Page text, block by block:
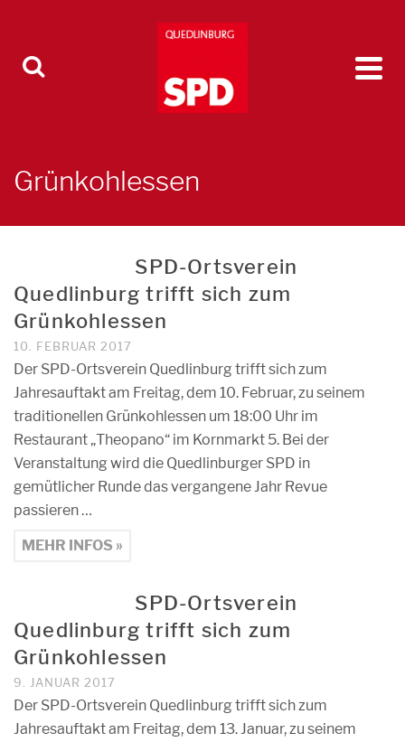
Grünkohlessen
SPD-Ortsverein
Quedlinburg trifft sich zum
Grünkohlessen
10. FEBRUAR 2017
Der SPD-Ortsverein Quedlinburg trifft sich zum
Jahresauftakt am Freitag, dem 10. Februar, zu seinem
traditionellen Grünkohlessen um 18:00 Uhr im
Restaurant „Theopano“ im Kornmarkt 5. Bei der
Veranstaltung wird die Quedlinburger SPD in
gemütlicher Runde das vergangene Jahr Revue
passieren …
MEHR INFOS »
SPD-Ortsverein
Quedlinburg trifft sich zum
Grünkohlessen
9. JANUAR 2017
Der SPD-Ortsverein Quedlinburg trifft sich zum
Jahresauftakt am Freitag, dem 13. Januar, zu seinem